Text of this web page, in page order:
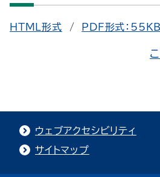
HTML形式 / PDF形式：55KB
ウェブアクセシビリティ
サイトマップ